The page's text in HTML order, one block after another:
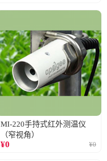
MI-220手持式红外测温仪
（窄视角）
¥0 ¥0